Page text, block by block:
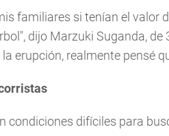
familiares si tenían el valor
dijo Marzuki Suganda,
erupción, realmente pensé
condiciones difíciles para